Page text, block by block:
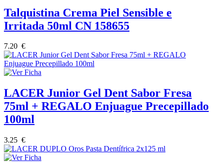
Talquistina Crema Piel Sensible e
Irritada 50ml CN 158655
7.20 €
LACER Junior Gel Dent Sabor Fresa
75ml + REGALO Enjuague Precepillado
100ml
3.25 €